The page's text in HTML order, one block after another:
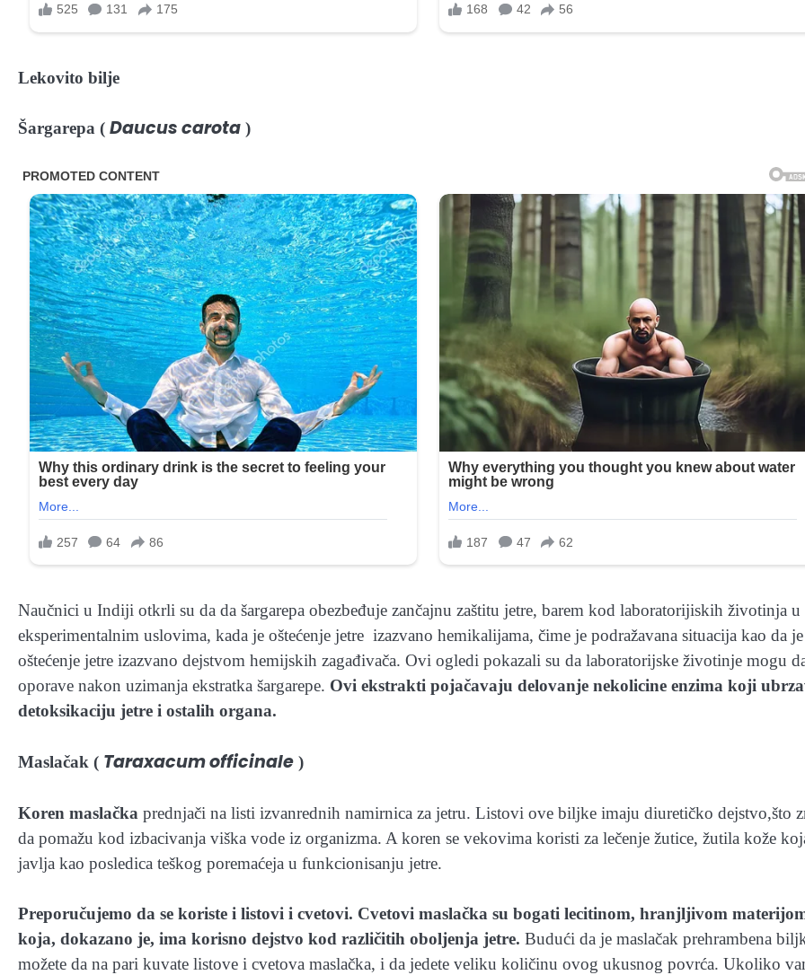
Lekovito bilje
Šargarepa ( Daucus carota )
Naučnici u Indiji otkrli su da da šargarepa obezbeđuje zančajnu zaštitu jetre, barem kod laboratorijiskih životinja u
eksperimentalnim uslovima, kada je oštećenje jetre izazvano hemikalijama, čime je podražavana situacija kao da je
oštećenje jetre izazvano dejstvom hemijskih zagađivača. Ovi ogledi pokazali su da laboratorijske životinje mogu
oporave nakon uzimanja ekstratka šargarepe. Ovi ekstrakti pojačavaju delovanje nekolicine enzima koji
detoksikaciju jetre i ostalih organa.
Maslačak ( Taraxacum officinale )
Koren maslačka prednjači na listi izvanrednih namirnica za jetru. Listovi ove biljke imaju diuretičko dejstvo,što
da pomažu kod izbacivanja viška vode iz organizma. A koren se vekovima koristi za lečenje žutice, žutila kože
javlja kao posledica teškog poremaćeja u funkcionisanju jetre.
Preporučujemo da se koriste i listovi i cvetovi. Cvetovi maslačka su bogati lecitinom, hranjljivom
koja, dokazano je, ima korisno dejstvo kod različitih oboljenja jetre. Budući da je maslačak prehrambena
možete da na pari kuvate listove i cvetova maslačka, i da jedete veliku količinu ovog ukusnog povrća. Ukoliko